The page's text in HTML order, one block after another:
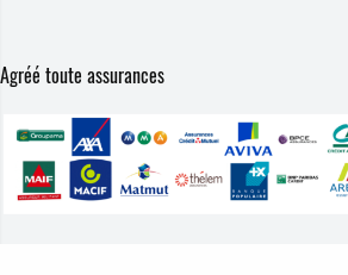
Agréé toute assurances